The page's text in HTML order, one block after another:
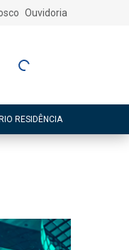
Ouvidoria
ou Cadastre-
RESIDÊNCIA